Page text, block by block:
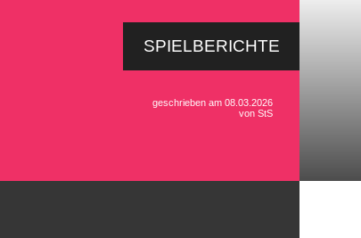
SPIELBERICHTE
geschrieben am 08.03.2026
von StS